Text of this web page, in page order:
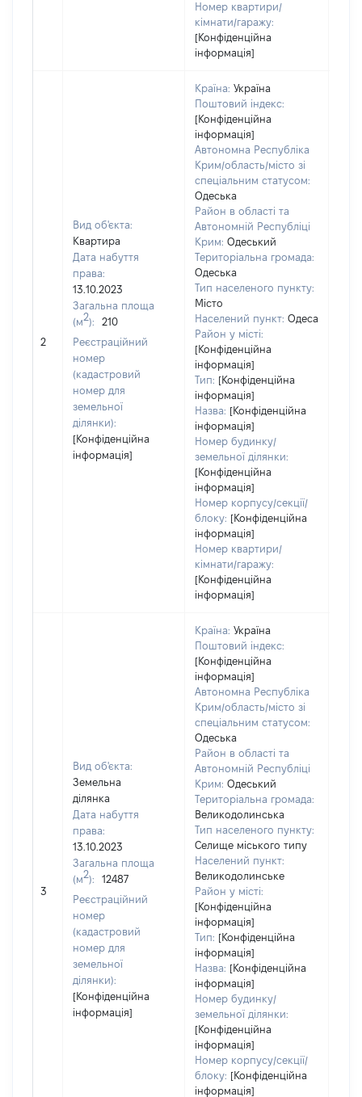
Номер квартири/
кімнати/гаражу:
[Конфіденційна
інформація]
2
Вид об'єкта:
Квартира
Дата набуття
права:
13.10.2023
Загальна площа
(м2):
210
Реєстраційний
номер
(кадастровий
номер для
земельної
ділянки):
[Конфіденційна
інформація]
Країна: Україна
Поштовий індекс:
[Конфіденційна
інформація]
Автономна Республіка
Крим/область/місто зі
спеціальним статусом:
Одеська
Район в області та
Автономній Республіці
Крим: Одеський
Територіальна громада:
Одеська
Тип населеного пункту:
Місто
Населений пункт: Одеса
Район у місті:
[Конфіденційна
інформація]
Тип: [Конфіденційна
інформація]
Назва: [Конфіденційна
інформація]
Номер будинку/
земельної ділянки:
[Конфіденційна
інформація]
Номер корпусу/секції/
блоку: [Конфіденційна
інформація]
Номер квартири/
кімнати/гаражу:
[Конфіденційна
інформація]
3
Вид об'єкта:
Земельна
ділянка
Дата набуття
права:
13.10.2023
Загальна площа
(м2):
12487
Реєстраційний
номер
(кадастровий
номер для
земельної
ділянки):
[Конфіденційна
інформація]
Країна: Україна
Поштовий індекс:
[Конфіденційна
інформація]
Автономна Республіка
Крим/область/місто зі
спеціальним статусом:
Одеська
Район в області та
Автономній Республіці
Крим: Одеський
Територіальна громада:
Великодолинська
Тип населеного пункту:
Селище міського типу
Населений пункт:
Великодолинське
Район у місті:
[Конфіденційна
інформація]
Тип: [Конфіденційна
інформація]
Назва: [Конфіденційна
інформація]
Номер будинку/
земельної ділянки:
[Конфіденційна
інформація]
Номер корпусу/секції/
блоку: [Конфіденційна
інформація]